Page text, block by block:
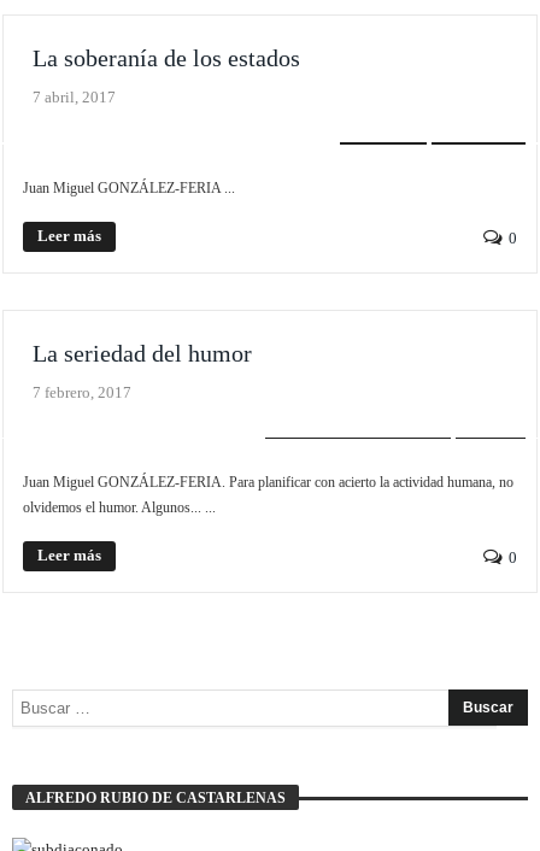
La soberanía de los estados
7 abril, 2017
Juan Miguel GONZÁLEZ-FERIA ...
Leer más 0
La seriedad del humor
7 febrero, 2017
Juan Miguel GONZÁLEZ-FERIA. Para planificar con acierto la actividad humana, no
olvidemos el humor. Algunos... ...
Leer más 0
ALFREDO RUBIO DE CASTARLENAS